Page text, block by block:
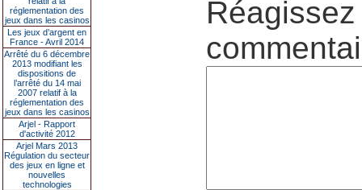
réglementation des
jeux dans les casinos
Les jeux d’argent en
France - Avril 2014
Arrêté du 6 décembre
2013 modifiant les
dispositions de
l’arrêté du 14 mai
2007 relatif à la
réglementation des
jeux dans les casinos
Arjel - Rapport
d'activité 2012
Arjel Mars 2013
Régulation du secteur
des jeux en ligne et
nouvelles
technologies